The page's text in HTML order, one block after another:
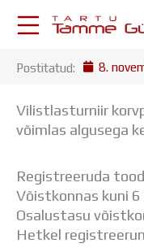
Postkast
Drive
Tamme
Kooliraadio
Koorilaul
Postitatud: 8.
Vilistlasturniir
võimlas algusega
Registreeruda
Võistkonnas kuni
Osalustasu
Hetkel